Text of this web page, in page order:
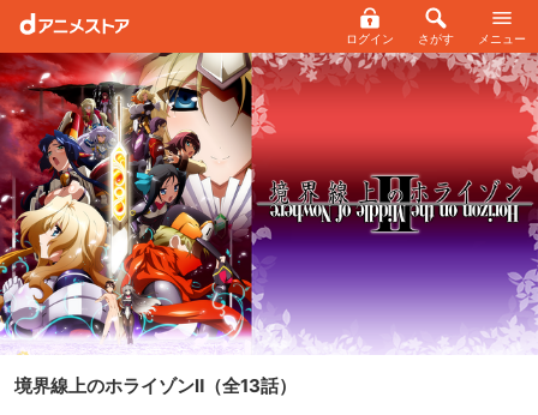
ログイン さがす メニュー
境界線上のホライゾンⅡ （全13話）